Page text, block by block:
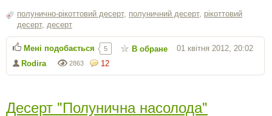
полунично-рікоттовий десерт, полуничний десерт, рікоттовий
десерт, десерт
12
2863
Rodira
01 квітня 2012, 20:02
Мені подобається 5 В обране
Десерт "Полунична насолода"